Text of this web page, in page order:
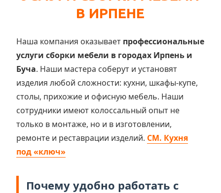
В ИРПЕНЕ
Наша компания оказывает профессиональные
услуги сборки мебели в городах Ирпень и
Буча. Наши мастера соберут и установят
изделия любой сложности: кухни, шкафы-купе,
столы, прихожие и офисную мебель. Наши
сотрудники имеют колоссальный опыт не
только в монтаже, но и в изготовлении,
ремонте и реставрации изделий. СМ. Кухня
под «ключ»
Почему удобно работать с